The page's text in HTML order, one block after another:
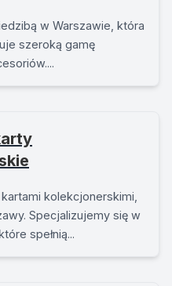
w Warszawie, która
szeroką gamę
kolekcjonerskimi,
Specjalizujemy się w
spełnią...